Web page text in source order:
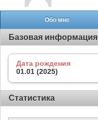
Обо мне
Базовая информация
Дата рождения
01.01 (2025)
Статистика